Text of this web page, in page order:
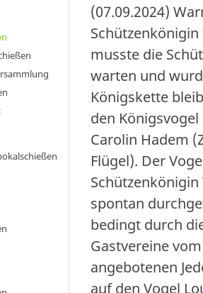
(07.09.2024)
Schützenkönigin
musste die
warten und
Königskette
den
Carolin Hadem
Flügel). Der
spontan
bedingt durch
Gastvereine
angebotenen
auf den Vogel